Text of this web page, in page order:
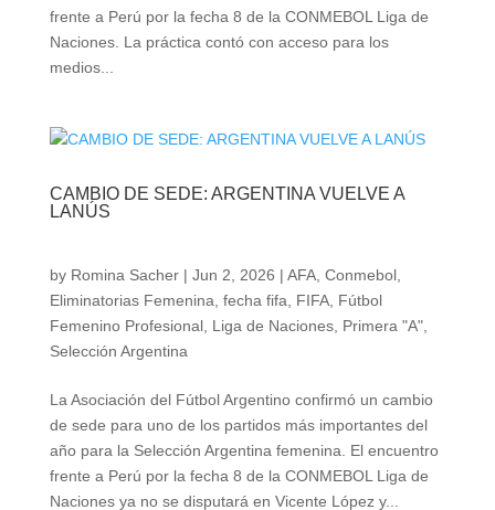
frente a Perú por la fecha 8 de la CONMEBOL Liga de
Naciones. La práctica contó con acceso para los
medios...
CAMBIO DE SEDE: ARGENTINA VUELVE A
LANÚS
by Romina Sacher| Jun 2, 2026 | AFA, Conmebol,
Eliminatorias Femenina fecha fifa FIFA, Fútbol
Femenino Profesional, Liga de Naciones, Primera "A",
Selección Argentina
La Asociación del Fútbol Argentino confirmó un cambio
de sede para uno de los partidos más importantes del
año para la Selección Argentina femenina. El encuentro
frente a Perú por la fecha 8 de la CONMEBOL Liga de
Naciones ya no se disputará en Vicente López y...